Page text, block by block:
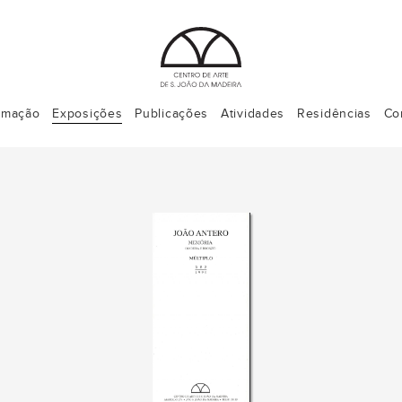
Exposições Publicações Atividades Residências